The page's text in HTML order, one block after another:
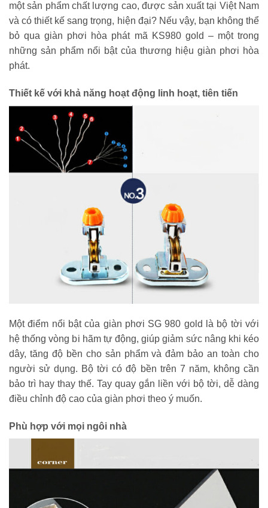
một sản phẩm chất lượng cao, được sản xuất tại Việt Nam
và có thiết kế sang trọng, hiện đại? Nếu vậy, bạn không thể
bỏ qua giàn phơi hòa phát mã KS980 gold – một trong
những sản phẩm nổi bật của thương hiệu giàn phơi hòa
phát.
Thiết kế với khả năng hoạt động linh hoạt, tiên tiến
Một điểm nổi bật của giàn phơi SG 980 gold là bộ tời với
hệ thống vòng bi hãm tự động, giúp giảm sức nâng khi kéo
dây, tăng độ bền cho sản phẩm và đảm bảo an toàn cho
người sử dụng. Bộ tời có độ bền trên 7 năm, không cần
bảo trì hay thay thế. Tay quay gắn liền với bộ tời, dễ dàng
điều chỉnh độ cao của giàn phơi theo ý muốn.
Phù hợp với mọi ngôi nhà